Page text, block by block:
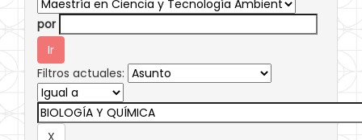
por
Filtros actuales: